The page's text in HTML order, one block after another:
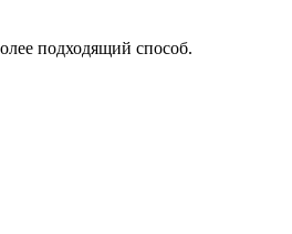
подходящий способ.